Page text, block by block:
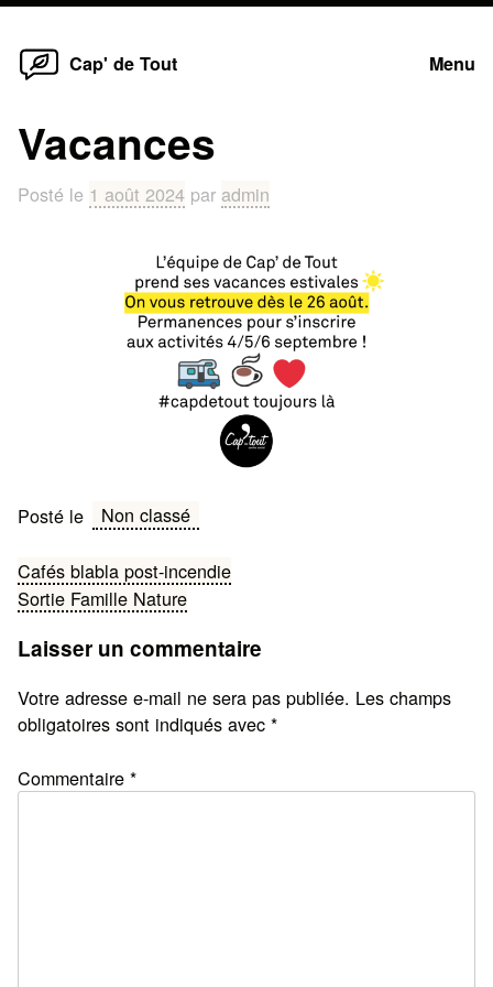
Skip
Cap' de Tout Menu
Vacances
Posté le 1 août 2024 par admin
Posté le Non classé
Navigation
de
l’article
Cafés blabla post-incendie
Sortie Famille Nature
Laisser un commentaire
Votre adresse e-mail ne sera pas publiée. Les champs
obligatoires sont indiqués avec*
Commentaire*